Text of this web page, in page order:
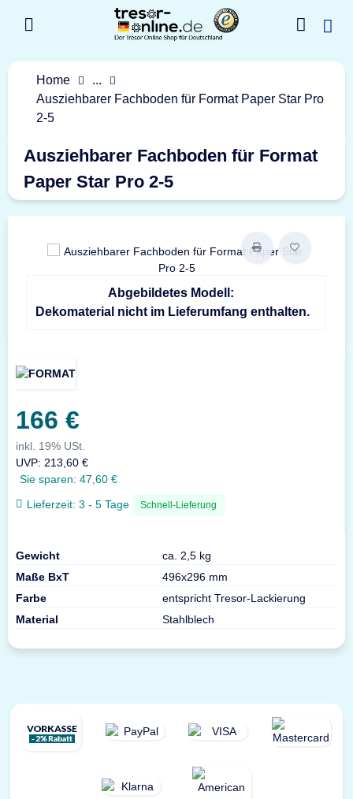
Home
...
Ausziehbarer Fachboden für Format Paper Star Pro
2-5
Ausziehbarer Fachboden für Format
Paper Star Pro 2-5
Abgebildetes Modell:
Dekomaterial nicht im Lieferumfang enthalten.
166 €
inkl. 19% USt.
UVP: 213,60 €
Sie sparen: 47,60 €
Lieferzeit: 3 - 5 Tage Schnell-Lieferung
Gewicht
ca. 2,5 kg
Maße BxT
496x296 mm
Farbe
entspricht Tresor-Lackierung
Material
Stahlblech